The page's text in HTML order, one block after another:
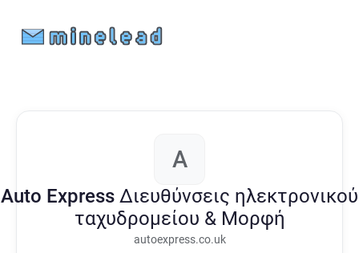
A
Auto Express Διευθύνσεις ηλεκτρονικού
ταχυδρομείου & Μορφή
autoexpress.co.uk